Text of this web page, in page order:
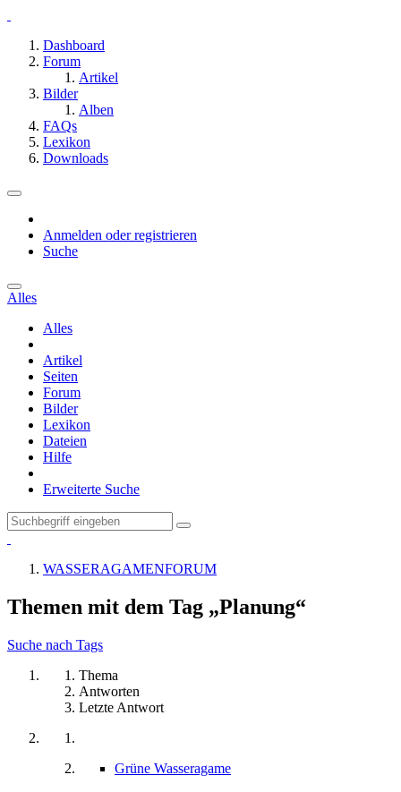
Dashboard
Forum
Artikel
Bilder
Alben
FAQs
Lexikon
Downloads
Anmelden oder registrieren
Suche
Alles
Alles
Artikel
Seiten
Forum
Bilder
Lexikon
Dateien
Hilfe
Erweiterte Suche
WASSERAGAMENFORUM
Themen mit dem Tag „Planung“
Suche nach Tags
Thema
Antworten
Letzte Antwort
Grüne Wasseragame